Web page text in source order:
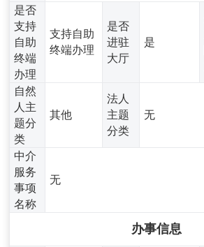
是否
支持
自助
终端
办理
支持自助
终端办理
是否
进驻
大厅
是
自然
人主
题分
类
其他
法人
主题
分类
无
中介
服务
事项
名称
无
办事信息